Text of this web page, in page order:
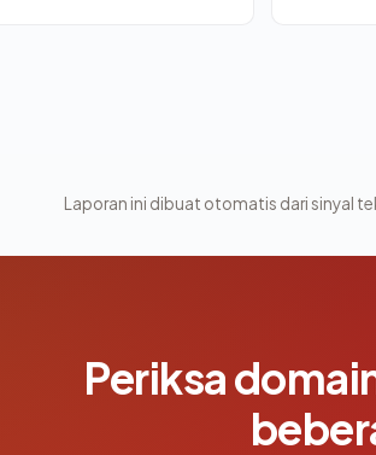
Laporan ini dibuat otomatis dari sinyal
Periksa